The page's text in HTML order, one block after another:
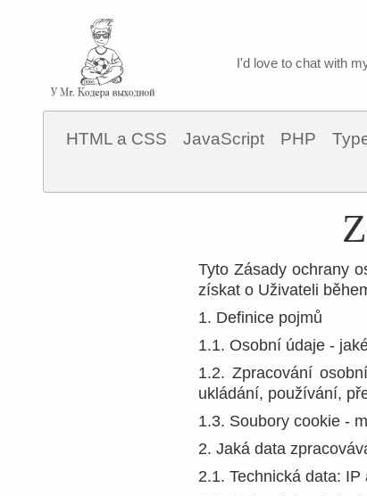
I'd love to chat with
HTML a CSS JavaScript PHP
Tyto Zásady ochrany
získat o Uživateli
1. Definice pojmů
1.1. Osobní údaje -
1.2. Zpracování
ukládání, používání,
1.3. Soubory cookie -
2. Jaká data
2.1. Technická data: